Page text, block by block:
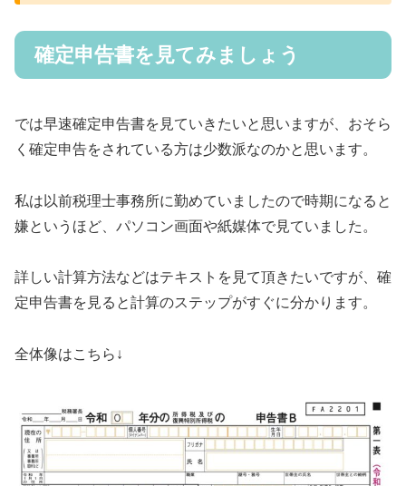
確定申告書を見てみましょう
では早速確定申告書を見ていきたいと思いますが、おそら
く確定申告をされている方は少数派なのかと思います。
私は以前税理士事務所に勤めていましたので時期になると
嫌というほど、パソコン画面や紙媒体で見ていました。
詳しい計算方法などはテキストを見て頂きたいですが、確
定申告書を見ると計算のステップがすぐに分かります。
全体像はこちら↓